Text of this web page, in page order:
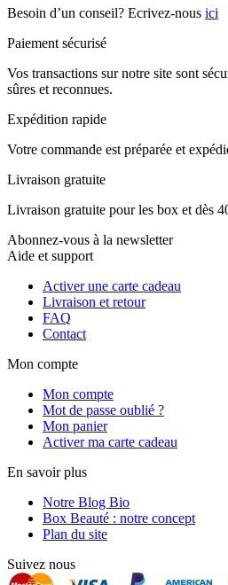
Besoin d’un conseil? Ecrivez-nous ici
Paiement sécurisé
Vos transactions sur notre site sont
sûres et reconnues.
Expédition rapide
Votre commande est préparée et
Livraison gratuite
Livraison gratuite pour les box et dès
Abonnez-vous à la newsletter
Aide et support
Activer une carte cadeau
Livraison et retour
FAQ
Contact
Mon compte
Mon compte
Mot de passe oublié ?
Mon panier
Activer ma carte cadeau
En savoir plus
Notre Blog Bio
Box Beauté : notre concept
Plan du site
Suivez nous